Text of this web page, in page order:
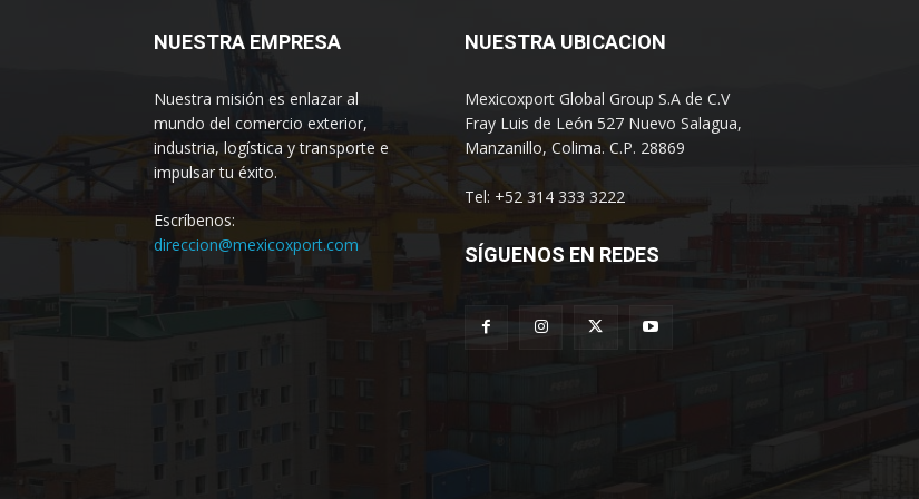
NUESTRA EMPRESA
Nuestra misión es enlazar al
mundo del comercio exterior,
industria, logística y transporte e
impulsar tu éxito.
Escríbenos:
direccion@mexicoxport.com
NUESTRA UBICACION
Mexicoxport Global Group S.A de C.V
Fray Luis de León 527 Nuevo Salagua,
Manzanillo, Colima. C.P. 28869
Tel: +52 314 333 3222
SÍGUENOS EN REDES